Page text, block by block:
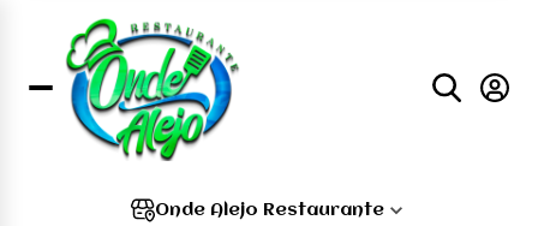
Onde Alejo Restaurante